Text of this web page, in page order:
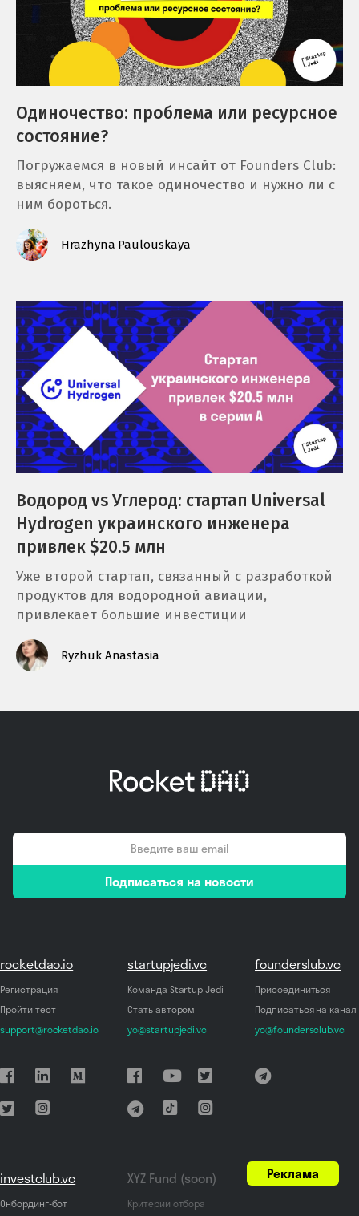
Одиночество: проблема или ресурсное
состояние?
Погружаемся в новый инсайт от Founders Club:
выясняем, что такое одиночество и нужно ли с
ним бороться.
Hrazhyna Paulouskaya
Водород vs Углерод: стартап Universal
Hydrogen украинского инженера
привлек $20.5 млн
Уже второй стартап, связанный с разработкой
продуктов для водородной авиации,
привлекает большие инвестиции
Ryzhuk Anastasia
*
Подписаться на новости
rocketdao.io
Регистрация
Пройти тест
support@rocketdao.io
startupjedi.vc
Команда Startup Jedi
Стать автором
yo@startupjedi.vc
founderslub.vc
Присоединиться
Подписаться на канал
yo@foundersclub.vc
investclub.vc
Онбординг-бот
XYZ Fund (soon)
Критерии отбора
Реклама